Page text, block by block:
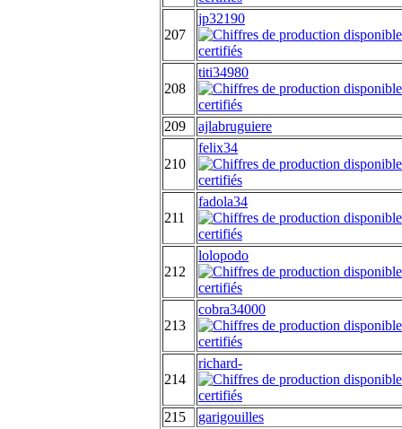
207
jp32190
208
titi34980
209 ajlabruguiere
210
felix34
211
fadola34
212
lolopodo
213
cobra34000
214
richard-
215 garigouilles